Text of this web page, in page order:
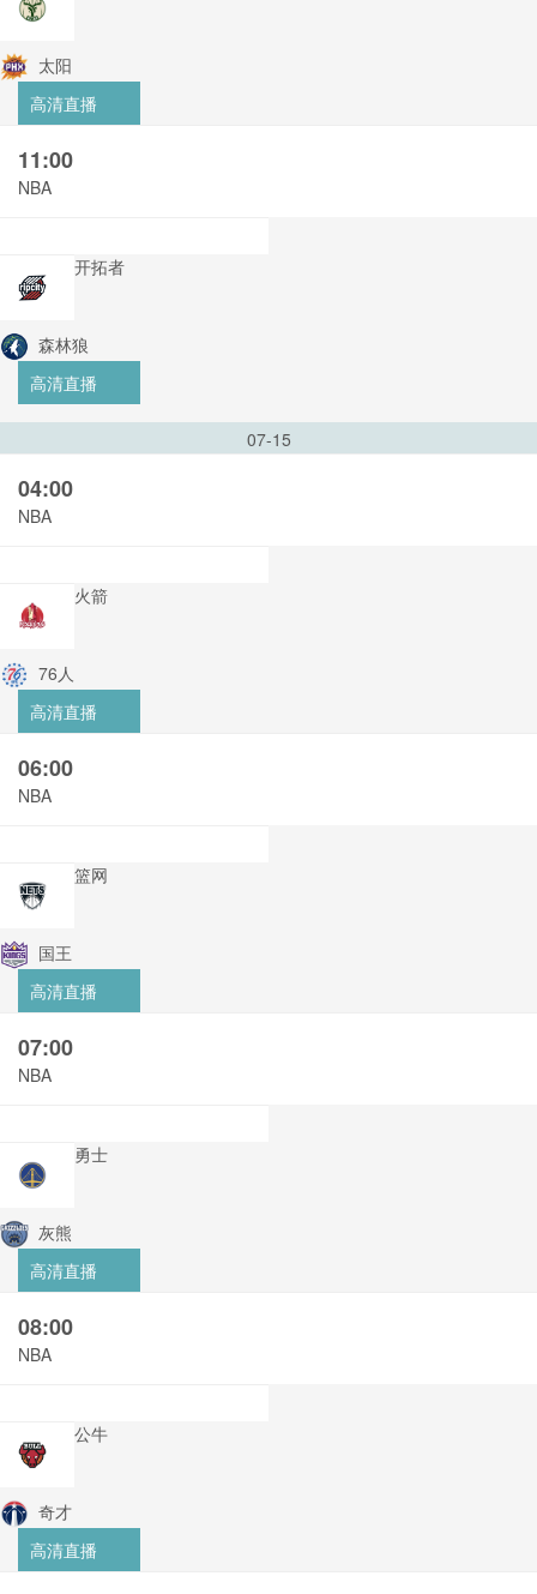
太阳
高清直播
11:00
NBA
开拓者
森林狼
高清直播
07-15
04:00
NBA
火箭
76人
高清直播
06:00
NBA
篮网
国王
高清直播
07:00
NBA
勇士
灰熊
高清直播
08:00
NBA
公牛
奇才
高清直播